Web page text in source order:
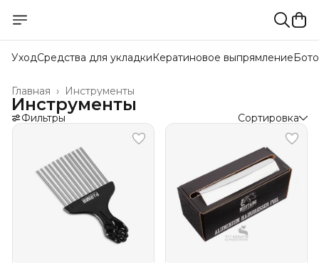
УходСредства для укладкиКератиновое выпрямление
Инструменты
Главная ›
Инструменты
Фильтры Сортировка